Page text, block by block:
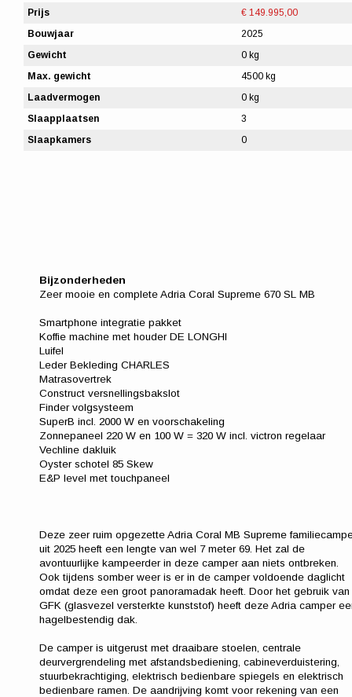
Prijs
€ 149.995,00
Bouwjaar
2025
Gewicht
0 kg
Max. gewicht
4500 kg
Laadvermogen
0 kg
Slaapplaatsen
3
Slaapkamers
0
Bijzonderheden
Zeer mooie en complete Adria Coral Supreme 670 SL MB
Smartphone integratie pakket
Koffie machine met houder DE LONGHI
Luifel
Leder Bekleding CHARLES
Matrasovertrek
Construct versnellingsbakslot
Finder volgsysteem
SuperB incl. 2000 W en voorschakeling
Zonnepaneel 220 W en 100 W = 320 W incl. victron regelaar
Vechline dakluik
Oyster schotel 85 Skew
E&P level met touchpaneel
Deze zeer ruim opgezette Adria Coral MB Supreme
uit 2025 heeft een lengte van wel 7 meter 69. Het zal de
avontuurlijke kampeerder in deze camper aan niets ontbreken.
Ook tijdens somber weer is er in de camper voldoende daglicht
omdat deze een groot panoramadak heeft. Door het gebruik van
GFK (glasvezel versterkte kunststof) heeft deze Adria camper
hagelbestendig dak.
De camper is uitgerust met draaibare stoelen, centrale
deurvergrendeling met afstandsbediening, cabineverduistering,
stuurbekrachtiging, elektrisch bedienbare spiegels en elektrisch
bedienbare ramen. De aandrijving komt voor rekening van een